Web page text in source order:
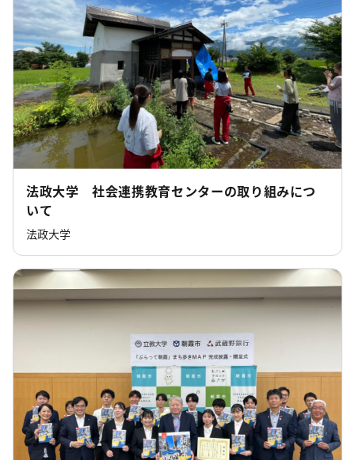
法政大学 社会連携教育センターの取り組みにつ
いて
法政大学